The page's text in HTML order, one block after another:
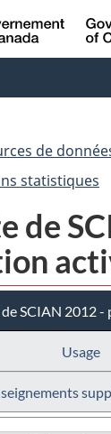
au
à
de
statistiques
de
SCIAN 2012
Usage